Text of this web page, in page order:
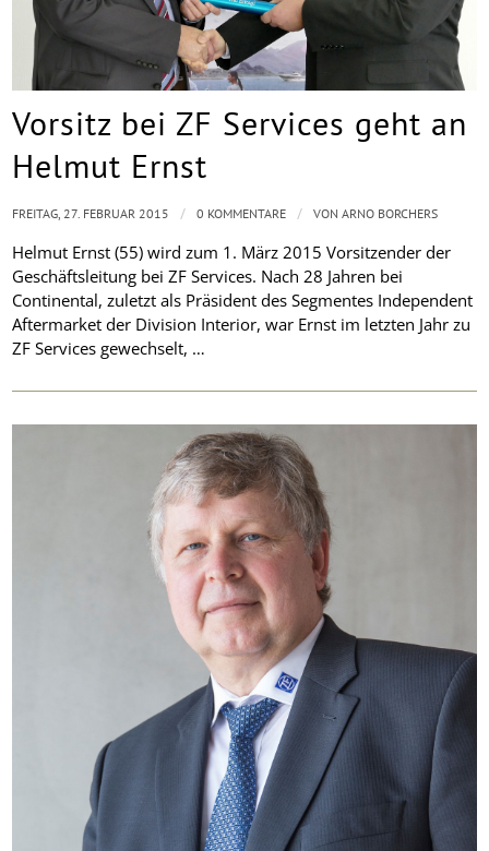
Vorsitz bei ZF Services geht an
Helmut Ernst
Helmut Ernst (55) wird zum 1. März 2015 Vorsitzender der
Geschäftsleitung bei ZF Services. Nach 28 Jahren bei
Continental, zuletzt als Präsident des Segmentes Independent
Aftermarket der Division Interior, war Ernst im letzten Jahr zu
ZF Services gewechselt, …
FREITAG, 27. FEBRUAR 2015 / 0 KOMMENTARE / VONARNO BORCHERS